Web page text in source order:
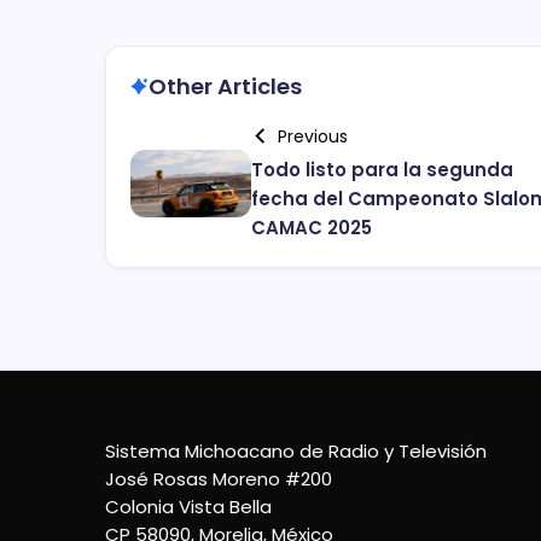
Other Articles
Previous
Todo listo para la segunda
fecha del Campeonato
CAMAC 2025
Sistema Michoacano de Radio y Televisión
José Rosas Moreno #200
Colonia Vista Bella
CP 58090, Morelia, México